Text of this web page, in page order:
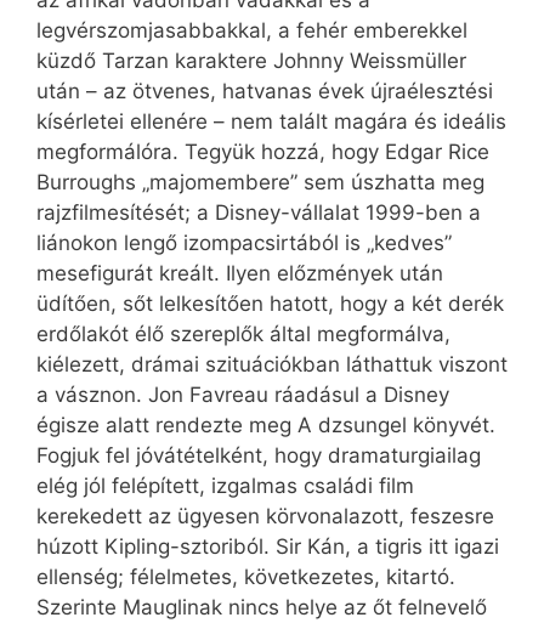
legvérszomjasabbakkal, a fehér emberekkel
küzdő Tarzan karaktere Johnny Weissmüller
után – az ötvenes, hatvanas évek újraélesztési
kísérletei ellenére – nem talált magára és ideális
megformálóra. Tegyük hozzá, hogy Edgar Rice
Burroughs „majomembere” sem úszhatta meg
rajzfilmesítését; a Disney-vállalat 1999-ben a
liánokon lengő izompacsirtából is „kedves”
mesefigurát kreált. Ilyen előzmények után
üdítően, sőt lelkesítően hatott, hogy a két derék
erdőlakót élő szereplők által megformálva,
kiélezett, drámai szituációkban láthattuk viszont
a vásznon. Jon Favreau ráadásul a Disney
égisze alatt rendezte meg A dzsungel könyvét.
Fogjuk fel jóvátételként, hogy dramaturgiailag
elég jól felépített, izgalmas családi film
kerekedett az ügyesen körvonalazott, feszesre
húzott Kipling-sztoriból. Sir Kán, a tigris itt igazi
ellenség; félelmetes, következetes, kitartó.
Szerinte Mauglinak nincs helye az őt felnevelő